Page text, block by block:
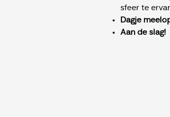
sfeer te
Dagje
Aan de slag!